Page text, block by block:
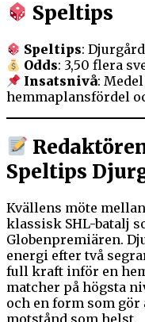
Speltips
Speltips:
Odds: 3,50 flera
Insatsnivå:
hemmaplansfördel
Speltips
Kvällens möte
klassisk SHL-batalj
Globenpremiären.
energi efter två
full kraft inför en
matcher på högsta
och en form som
motstånd som helst.